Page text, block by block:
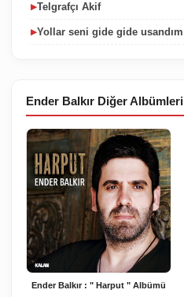
▶Telgrafçı Akif
▶Yollar seni gide gide usandım
Ender Balkır Diğer Albümleri
Ender Balkır : " Harput " Albümü